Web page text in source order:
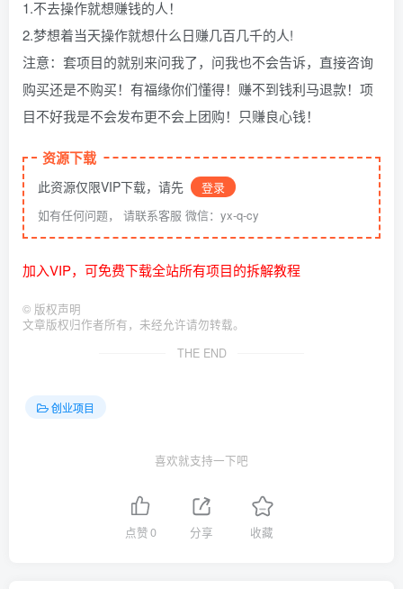
1.不去操作就想赚钱的人！
2.梦想着当天操作就想什么日赚几百几千的人!
注意：套项目的就别来问我了，问我也不会告诉，直接咨询
购买还是不购买！有福缘你们懂得！赚不到钱利马退款！项
目不好我是不会发布更不会上团购！只赚良心钱！
资源下载
此资源仅限VIP下载，请先
登录
如有任何问题， 请联系客服 微信：yx-q-cy
加入VIP，可免费下载全站所有项目的拆解教程
© 版权声明
文章版权归作者所有，未经允许请勿转载。
THE END
创业项目
喜欢就支持一下吧
点赞0 分享 收藏